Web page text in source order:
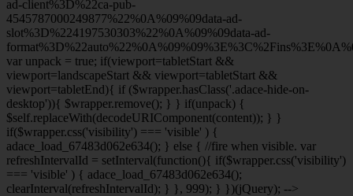
ad-client%3D%22ca-pub-
4545787000249877%22%0A%09%09data-ad-
slot%3D%224197530303%22%0A%09%09data-ad-
var unpack = true; if(viewport=tabletStart &&
viewport=landscapeStart && viewport=tabletStart &&
viewport=tabletEnd){ if ($wrapper.hasClass('.adace-hide-on-
desktop')){ $wrapper.remove(); } } if(unpack) {
$self.replaceWith(decodeURIComponent(content)); } }
if($wrapper.css('visibility') === 'visible' ) {
adace_load_67483d062e634(); } else { //fire when visible. var
refreshIntervalId = setInterval(function(){ if($wrapper.css('visibility')
=== 'visible' ) { adace_load_67483d062e634();
clearInterval(refreshIntervalId); } }, 999); } })(jQuery); -->